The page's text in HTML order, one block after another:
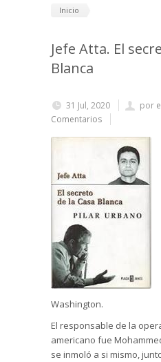
Inicio
Jefe Atta. El
Blanca
31 Jul, 2020 por
Comentarios
Washington.
El responsable de la
americano fue
se inmoló a si mismo,